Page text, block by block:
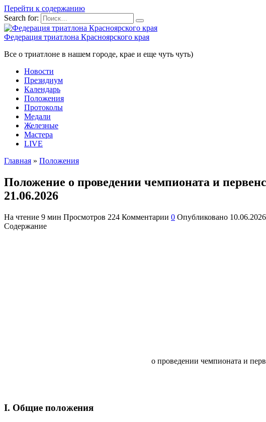
Перейти к содержанию
Search for:
Федерация триатлона Красноярского края
Все о триатлоне в нашем городе, крае и еще чуть чуть)
Новости
Президиум
Календарь
Положения
Протоколы
Медали
Железные
Мастера
LIVE
Главная » Положения
Положение о проведении чемпионата и
21.06.2026
На чтение 9 мин Просмотров 224 Комментарии 0 Опубликовано 10.06.2026
Содержание
о проведении чемпионата и
I. Общие положения